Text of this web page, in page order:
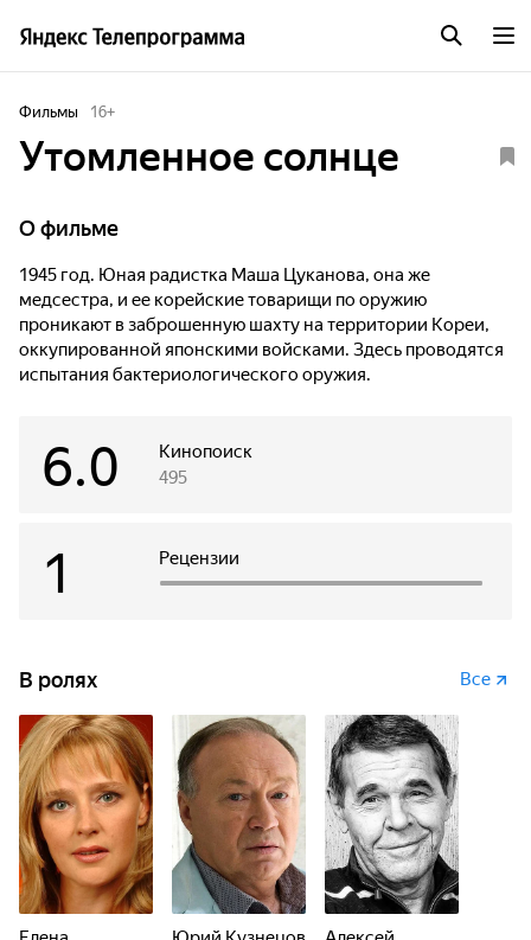
Фильмы 16+
Утомленное солнце
О фильме
1945 год. Юная радистка Маша Цуканова, она же
медсестра, и ее корейские товарищи по оружию
проникают в заброшенную шахту на территории Кореи,
оккупированной японскими войсками. Здесь проводятся
испытания бактериологического оружия.
Кинопоиск
6.0 495
Рецензии
1
В ролях Все